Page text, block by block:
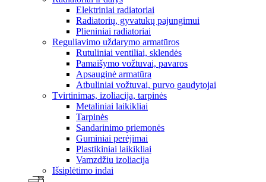
Elektriniai radiatoriai
Radiatorių, gyvatukų pajungimui
Plieniniai radiatoriai
Reguliavimo uždarymo armatūros
Rutuliniai ventiliai, sklendės
Pamaišymo vožtuvai, pavaros
Apsauginė armatūra
Atbuliniai vožtuvai, purvo gaudytojai
Tvirtinimas, izoliacija, tarpinės
Metaliniai laikikliai
Tarpinės
Sandarinimo priemonės
Guminiai perėjimai
Plastikiniai laikikliai
Vamzdžiu izoliacija
Išsiplėtimo indai